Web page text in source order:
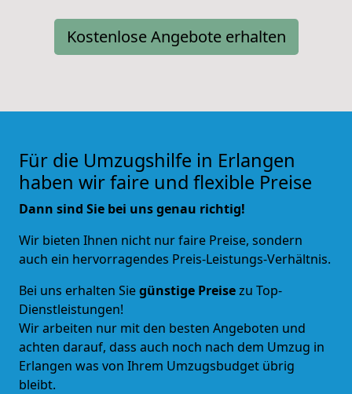
Kostenlose Angebote erhalten
Für die Umzugshilfe in Erlangen
haben wir faire und flexible Preise
Dann sind Sie bei uns genau richtig!
Wir bieten Ihnen nicht nur faire Preise, sondern
auch ein hervorragendes Preis-Leistungs-Verhältnis.
Bei uns erhalten Siegünstige Preisezu Top-
Dienstleistungen!
Wir arbeiten nur mit den besten Angeboten und
achten darauf, dass auch noch nach dem Umzug in
Erlangen was von Ihrem Umzugsbudget übrig
bleibt.